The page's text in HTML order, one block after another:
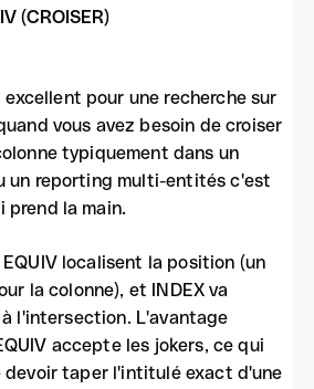
(CROISER)
excellent pour une recherche sur
vous avez besoin de croiser
typiquement dans un
un reporting multi-entités c'est
prend la main.
localisent la position (un
la colonne), et INDEX va
l'intersection. L'avantage
accepte les jokers, ce qui
devoir taper l'intitulé exact d'une